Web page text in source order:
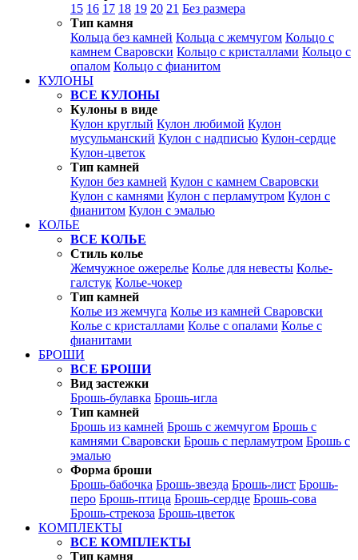
15 16 17 18 19 20 21 Без размера
Тип камня
Кольца без камней Кольца с жемчугом Кольцо с
камнем Сваровски Кольцо с кристаллами Кольцо с
опалом Кольцо с фианитом
КУЛОНЫ
ВСЕ КУЛОНЫ
Кулоны в виде
Кулон круглый Кулон любимой Кулон
мусульманский Кулон с надписью Кулон-сердце
Кулон-цветок
Тип камней
Кулон без камней Кулон с камнем Сваровски
Кулон с камнями Кулон с перламутром Кулон с
фианитом Кулон с эмалью
КОЛЬЕ
ВСЕ КОЛЬЕ
Стиль колье
Жемчужное ожерелье Колье для невесты Колье-
галстук Колье-чокер
Тип камней
Колье из жемчуга Колье из камней Сваровски
Колье с кристаллами Колье с опалами Колье с
фианитами
БРОШИ
ВСЕ БРОШИ
Вид застежки
Брошь-булавка Брошь-игла
Тип камней
Брошь из камней Брошь с жемчугом Брошь с
камнями Сваровски Брошь с перламутром Брошь с
эмалью
Форма броши
Брошь-бабочка Брошь-звезда Брошь-лист Брошь-
перо Брошь-птица Брошь-сердце Брошь-сова
Брошь-стрекоза Брошь-цветок
КОМПЛЕКТЫ
ВСЕ КОМПЛЕКТЫ
Тип камня